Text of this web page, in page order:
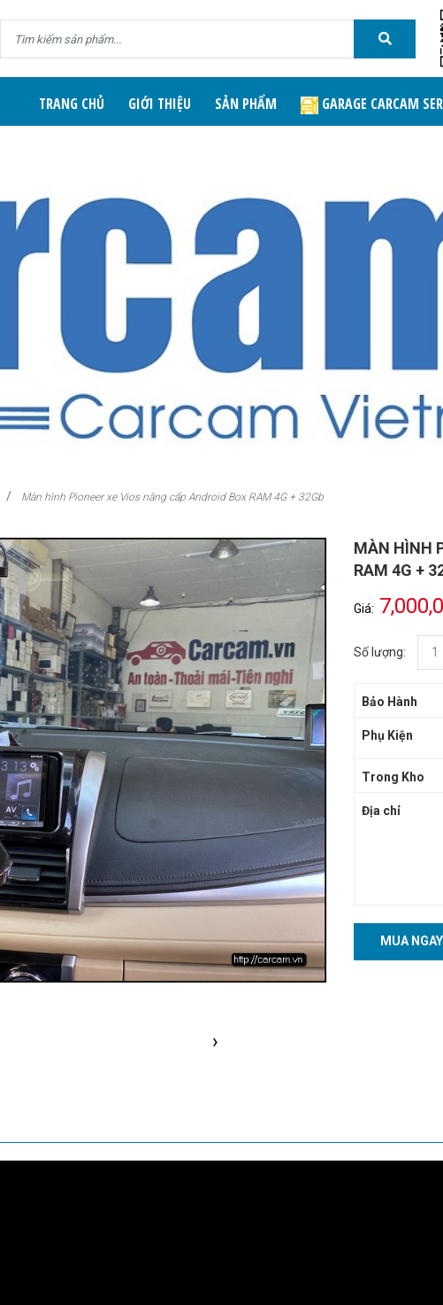
TRANG CHỦ GIỚI THIỆU SẢN PHẨM GARAGE CARCAM
Màn hình Pioneer xe Vios nâng cấp Android Box RAM 4G + 32Gb
›
MÀN HÌNH
RAM 4G +
Giá:
Số lượng:
Bảo Hành
Phụ Kiện
Trong Kho
Địa chỉ
MUA NGAY